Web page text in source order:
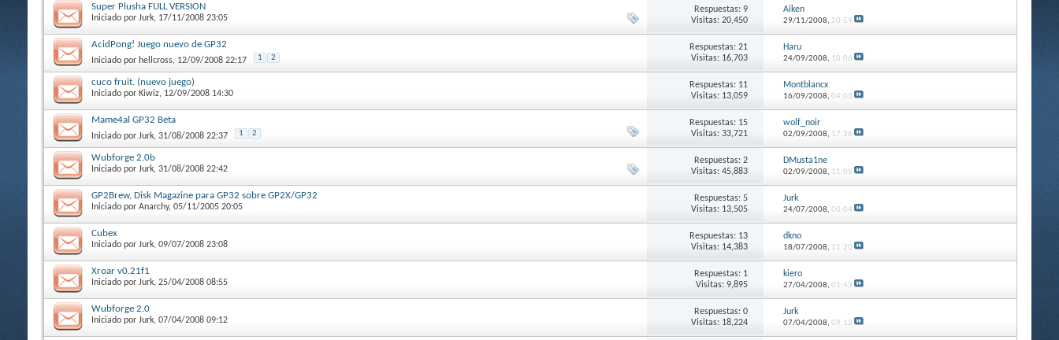
Super Plusha FULL VERSION
Iniciado por Jurk, 17/11/2008 23:05
Respuestas: 9
Visitas: 20,450
Aiken
29/11/2008, 20:59
AcidPong! Juego nuevo de GP32
Iniciado por hellcross, 12/09/2008 22:17 1 2
Respuestas: 21
Visitas: 16,703
Haru
24/09/2008, 10:06
cuco fruit. (nuevo juego)
Iniciado por Kiwiz, 12/09/2008 14:30
Respuestas: 11
Visitas: 13,059
Montblancx
16/09/2008, 04:03
Mame4al GP32 Beta
Iniciado por Jurk, 31/08/2008 22:37 1 2
Respuestas: 15
Visitas: 33,721
wolf_noir
02/09/2008, 17:36
Wubforge 2.0b
Iniciado por Jurk, 31/08/2008 22:42
Respuestas: 2
Visitas: 45,883
DMusta1ne
02/09/2008, 11:05
GP2Brew, Disk Magazine para GP32 sobre GP2X/GP32
Iniciado por Anarchy, 05/11/2005 20:05
Respuestas: 5
Visitas: 13,505
Jurk
24/07/2008, 00:04
Cubex
Iniciado por Jurk, 09/07/2008 23:08
Respuestas: 13
Visitas: 14,383
dkno
18/07/2008, 11:20
Xroar v0.21f1
Iniciado por Jurk, 25/04/2008 08:55
Respuestas: 1
Visitas: 9,895
kiero
27/04/2008, 01:43
Wubforge 2.0
Iniciado por Jurk, 07/04/2008 09:12
Respuestas: 0
Visitas: 18,224
Jurk
07/04/2008, 09:12